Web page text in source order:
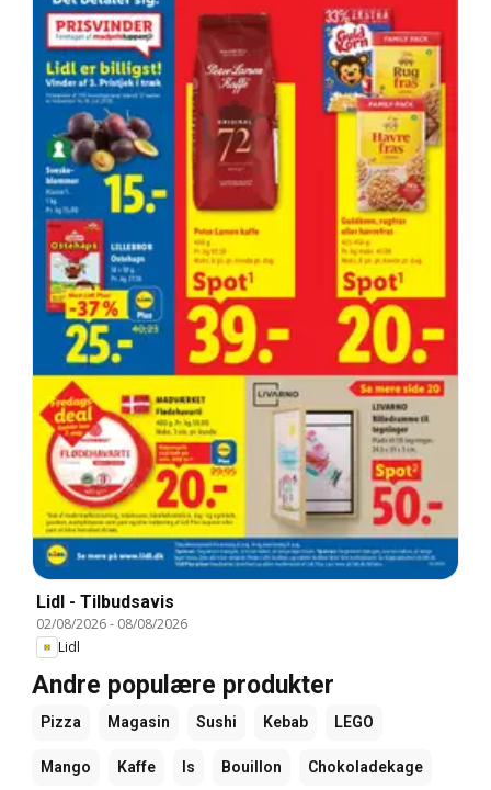
Lidl - Tilbudsavis
02/08/2026- 08/08/2026
Lidl
Andre populære produkter
Pizza Magasin Sushi Kebab LEGO
Mango Kaffe Is Bouillon Chokoladekage